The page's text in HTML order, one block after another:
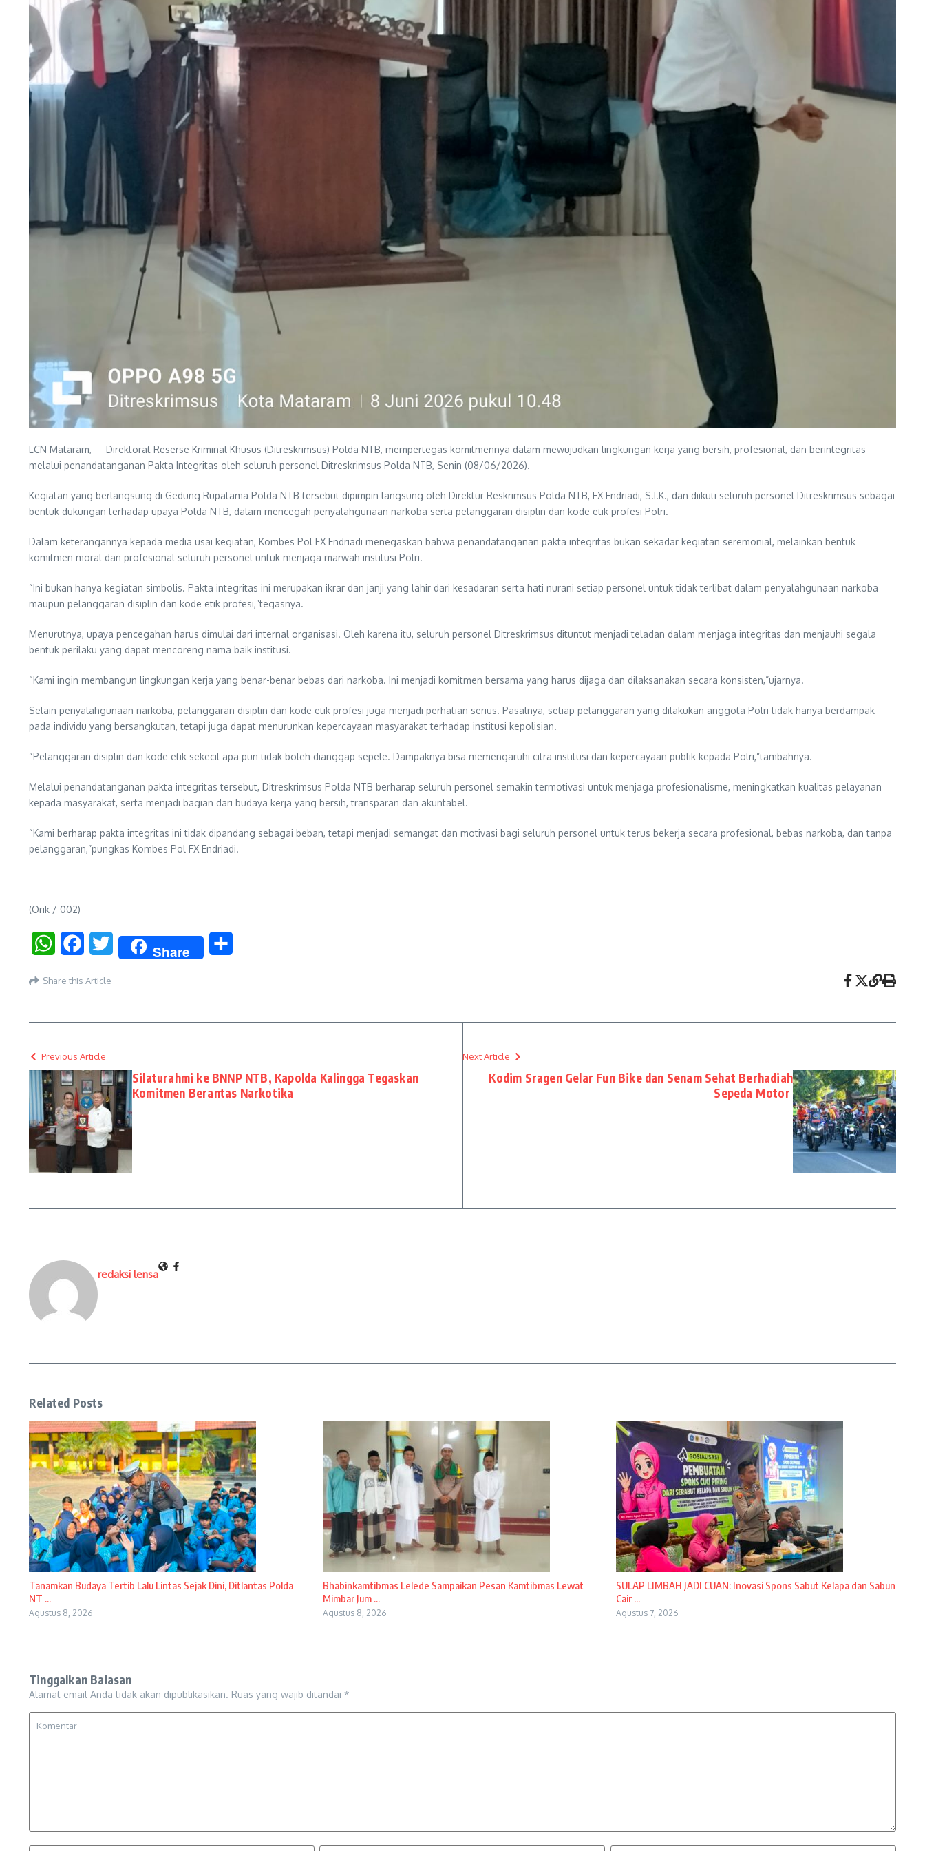
LCN Mataram, – Direktorat Reserse Kriminal Khusus (Ditreskrimsus) Polda NTB, mempertegas komitmennya dalam mewujudkan lingkungan kerja yang bersih, profesional, dan berintegritas
melalui penandatanganan Pakta Integritas oleh seluruh personel Ditreskrimsus Polda NTB, Senin (08/06/2026).
Kegiatan yang berlangsung di Gedung Rupatama Polda NTB tersebut dipimpin langsung oleh Direktur Reskrimsus Polda NTB, FX Endriadi, S.I.K., dan diikuti seluruh personel Ditreskrimsus sebagai
bentuk dukungan terhadap upaya Polda NTB, dalam mencegah penyalahgunaan narkoba serta pelanggaran disiplin dan kode etik profesi Polri.
Dalam keterangannya kepada media usai kegiatan, Kombes Pol FX Endriadi menegaskan bahwa penandatanganan pakta integritas bukan sekadar kegiatan seremonial, melainkan bentuk
komitmen moral dan profesional seluruh personel untuk menjaga marwah institusi Polri.
“Ini bukan hanya kegiatan simbolis. Pakta integritas ini merupakan ikrar dan janji yang lahir dari kesadaran serta hati nurani setiap personel untuk tidak terlibat dalam penyalahgunaan narkoba
maupun pelanggaran disiplin dan kode etik profesi,”tegasnya.
Menurutnya, upaya pencegahan harus dimulai dari internal organisasi. Oleh karena itu, seluruh personel Ditreskrimsus dituntut menjadi teladan dalam menjaga integritas dan menjauhi segala
bentuk perilaku yang dapat mencoreng nama baik institusi.
“Kami ingin membangun lingkungan kerja yang benar-benar bebas dari narkoba. Ini menjadi komitmen bersama yang harus dijaga dan dilaksanakan secara konsisten,”ujarnya.
Selain penyalahgunaan narkoba, pelanggaran disiplin dan kode etik profesi juga menjadi perhatian serius. Pasalnya, setiap pelanggaran yang dilakukan anggota Polri tidak hanya berdampak
pada individu yang bersangkutan, tetapi juga dapat menurunkan kepercayaan masyarakat terhadap institusi kepolisian.
“Pelanggaran disiplin dan kode etik sekecil apa pun tidak boleh dianggap sepele. Dampaknya bisa memengaruhi citra institusi dan kepercayaan publik kepada Polri,”tambahnya.
Melalui penandatanganan pakta integritas tersebut, Ditreskrimsus Polda NTB berharap seluruh personel semakin termotivasi untuk menjaga profesionalisme, meningkatkan kualitas pelayanan
kepada masyarakat, serta menjadi bagian dari budaya kerja yang bersih, transparan dan akuntabel.
“Kami berharap pakta integritas ini tidak dipandang sebagai beban, tetapi menjadi semangat dan motivasi bagi seluruh personel untuk terus bekerja secara profesional, bebas narkoba, dan tanpa
pelanggaran,”pungkas Kombes Pol FX Endriadi.
(Orik / 002)
WhatsAppFacebookTwitter Share
Share this Article
Previous Article
Silaturahmi ke BNNP NTB, Kapolda Kalingga Tegaskan
Komitmen Berantas Narkotika
Next Article
Kodim Sragen Gelar Fun Bike dan Senam Sehat Berhadiah
Sepeda Motor
redaksi lensa
Related Posts
Tanamkan Budaya Tertib Lalu Lintas Sejak Dini, Ditlantas Polda
NT ...
Agustus 8, 2026
Bhabinkamtibmas Lelede Sampaikan Pesan Kamtibmas Lewat
Mimbar Jum ...
Agustus 8, 2026
SULAP LIMBAH JADI CUAN: Inovasi Spons Sabut Kelapa dan Sabun
Cair ...
Agustus 7, 2026
Tinggalkan Balasan
Alamat email Anda tidak akan dipublikasikan. Ruas yang wajib ditandai *